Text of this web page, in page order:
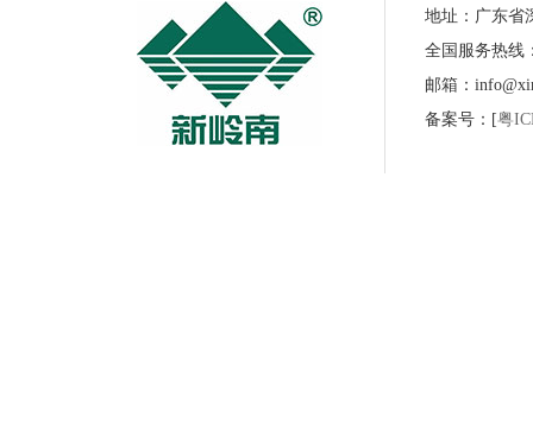
地址：广东省
全国服务热线
邮箱：
备案号：[粤